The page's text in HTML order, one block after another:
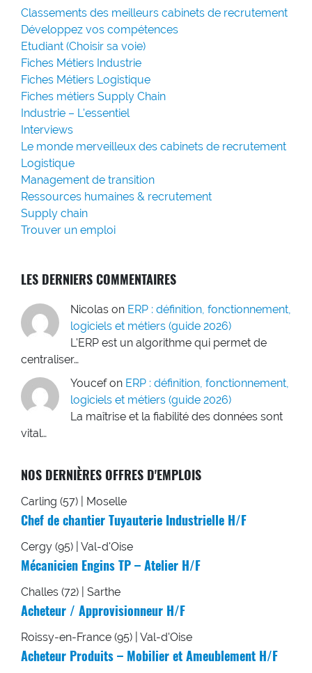
Classements des meilleurs cabinets de recrutement
Développez vos compétences
Etudiant (Choisir sa voie)
Fiches Métiers Industrie
Fiches Métiers Logistique
Fiches métiers Supply Chain
Industrie – L'essentiel
Interviews
Le monde merveilleux des cabinets de recrutement
Logistique
Management de transition
Ressources humaines & recrutement
Supply chain
Trouver un emploi
LES DERNIERS COMMENTAIRES
Nicolas on ERP : définition, fonctionnement,
logiciels et métiers (guide 2026)
L'ERP est un algorithme qui permet de
centraliser…
Youcef on ERP : définition, fonctionnement,
logiciels et métiers (guide 2026)
La maîtrise et la fiabilité des données sont
vital…
NOS DERNIÈRES OFFRES D'EMPLOIS
Carling (57) | Moselle
Chef de chantier Tuyauterie Industrielle H/F
Cergy (95) | Val-d'Oise
Mécanicien Engins TP – Atelier H/F
Challes (72) | Sarthe
Acheteur / Approvisionneur H/F
Roissy-en-France (95) | Val-d'Oise
Acheteur Produits – Mobilier et Ameublement H/F